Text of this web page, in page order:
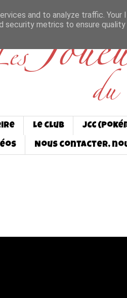
Le club JCC
Nous contacter,
and to analyze traffic. Your
security metrics to ensure